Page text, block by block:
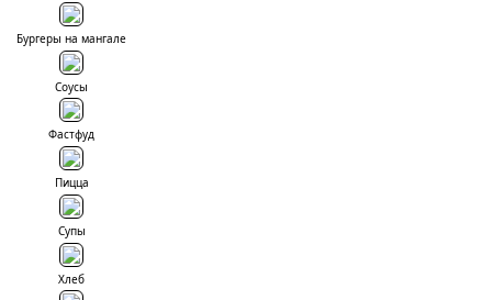
Бургеры на мангале
Соусы
Фастфуд
Пицца
Супы
Хлеб